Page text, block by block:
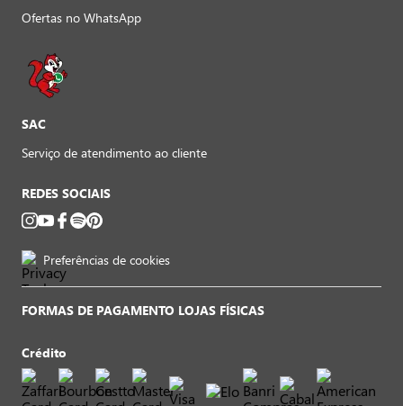
Ofertas no WhatsApp
SAC
Serviço de atendimento ao cliente
REDES SOCIAIS
Preferências de cookies
FORMAS DE PAGAMENTO LOJAS FÍSICAS
Crédito